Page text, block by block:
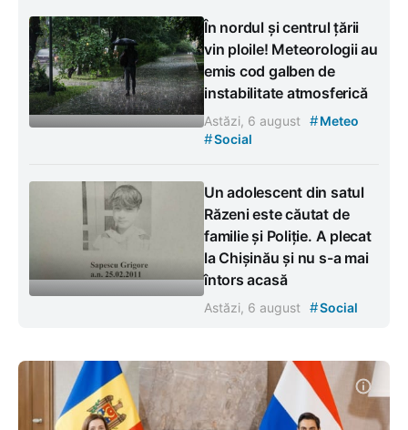
În nordul și centrul țării
vin ploile! Meteorologii au
emis cod galben de
instabilitate atmosferică
Astăzi, 6 august #Meteo
#Social
Un adolescent din satul
Răzeni este căutat de
familie și Poliție. A plecat
la Chișinău și nu s-a mai
întors acasă
Astăzi, 6 august #Social